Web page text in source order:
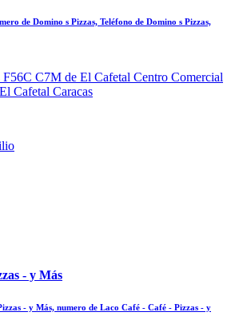
de Domino s Pizzas, Teléfono de Domino s Pizzas,
F56C C7M de El Cafetal Centro Comercial
Cafetal Caracas
- y Más
- y Más, numero de Laco Café - Café - Pizzas - y